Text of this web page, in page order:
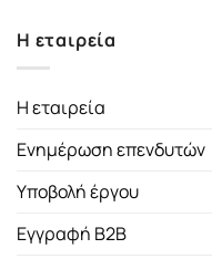
Η εταιρεία
Η εταιρεία
Ενημέρωση επενδυτών
Υποβολή έργου
Εγγραφή B2B